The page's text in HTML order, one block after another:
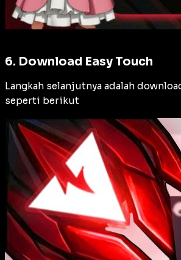
6. Download Easy Touch
Langkah selanjutnya adalah
seperti berikut